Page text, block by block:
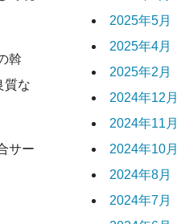
斡
質な
サー
2025年5月
2025年4月
2025年2月
2024年12月
2024年11月
2024年10月
2024年8月
2024年7月